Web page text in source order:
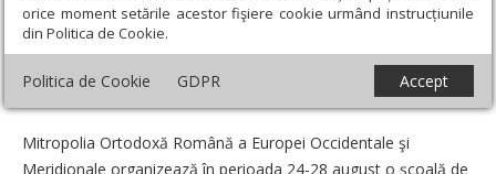
orice moment setările acestor fişiere cookie urmând instrucțiunile
din Politica de Cookie.
Politica de Cookie GDPR Accept
Şcoala de vară a Mitropoliei Europei
Occidentale şi Meridionale
Data: 23 Iunie 2011
Mitropolia Ortodoxă Română a Europei Occidentale şi
Meridionale organizează în perioada 24-28 august o şcoală de